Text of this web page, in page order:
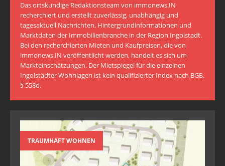
Das ortskundige Redaktionsteam von immonews.IN
recherchiert und erstellt zuverlässig, unabhängig und
tagesaktuell Nachrichten, Hintergrundinformationen und
Marktdaten der Immobilienbranche in der Region Ingolstadt.
Bei den recherchierten Mieten und Kaufpreisen, die von
immonews.IN veröffentlicht werden, handelt es sich um
Markteinschätzungen. Der Mietspiegel für die einzelnen
Ingolstädter Wohnlagen ist kein qualifizierter Index nach BGB,
§ 558d.
TRAUMHAFT WOHNEN